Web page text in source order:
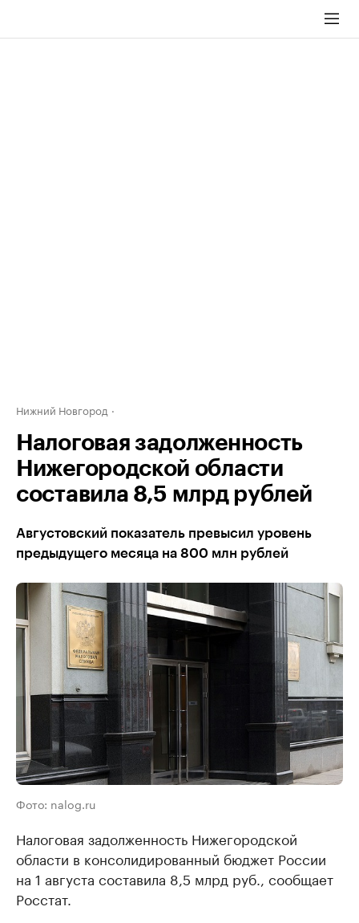
Нижний Новгород
Налоговая задолженность
Нижегородской области
составила 8,5 млрд рублей
Августовский показатель превысил уровень
предыдущего месяца на 800 млн рублей
Фото: nalog.ru
Налоговая задолженность Нижегородской
области в консолидированный бюджет России
на 1 августа составила 8,5 млрд руб., сообщает
Росстат.